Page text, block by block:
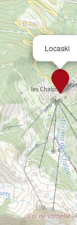
Locaski